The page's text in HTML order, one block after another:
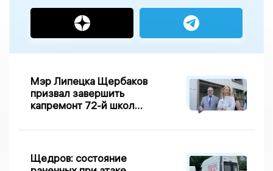
Мэр Липецка Щербаков
призвал завершить
капремонт 72-й школы
Щедров: состояние